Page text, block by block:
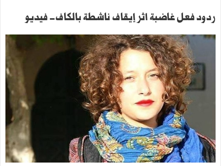
ردود فعل غاضبة اثر إيقاف ناشطة بالكاف- فيديو